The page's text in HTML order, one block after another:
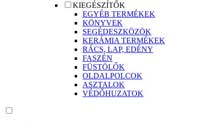
KIEGÉSZÍTŐK
EGYÉB TERMÉKEK
KÖNYVEK
SEGÉDESZKÖZÖK
KERÁMIA TERMÉKEK
RÁCS, LAP, EDÉNY
FASZÉN
FÜSTÖLŐK
OLDALPOLCOK
ASZTALOK
VÉDŐHUZATOK